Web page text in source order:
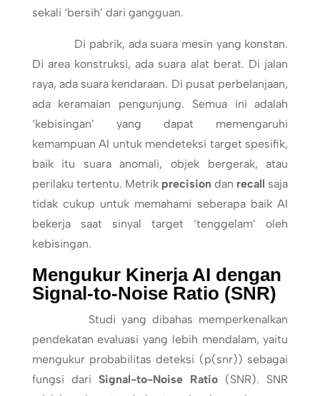
sekali ‘bersih’ dari gangguan.
Di pabrik, ada suara mesin yang konstan.
Di area konstruksi, ada suara alat berat. Di jalan
raya, ada suara kendaraan. Di pusat perbelanjaan,
ada keramaian pengunjung. Semua ini adalah
‘kebisingan’ yang dapat memengaruhi
kemampuan AI untuk mendeteksi target spesifik,
baik itu suara anomali, objek bergerak, atau
perilaku tertentu. Metrik precision dan recall saja
tidak cukup untuk memahami seberapa baik AI
bekerja saat sinyal target ‘tenggelam’ oleh
kebisingan.
Mengukur Kinerja AI dengan
Signal-to-Noise Ratio (SNR)
Studi yang dibahas memperkenalkan
pendekatan evaluasi yang lebih mendalam, yaitu
mengukur probabilitas deteksi (p(snr)) sebagai
fungsi dari Signal-to-Noise Ratio (SNR). SNR